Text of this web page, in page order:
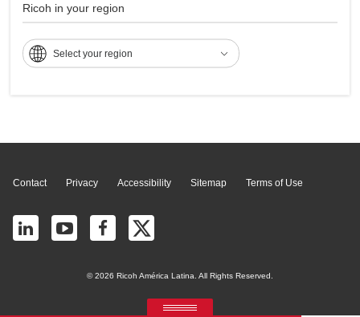
Ricoh in your region
Select your region
2035eSP
Contact Privacy Accessibility Sitemap Terms of Use
© 2026 Ricoh América Latina. All Rights Reserved.